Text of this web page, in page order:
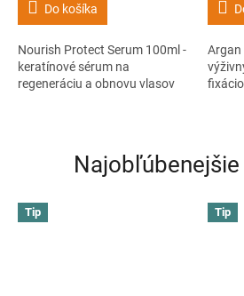
Do košíka
Nourish Protect Serum 100ml -
keratínové sérum na
regeneráciu a obnovu vlasov
Argan
Tip Tip